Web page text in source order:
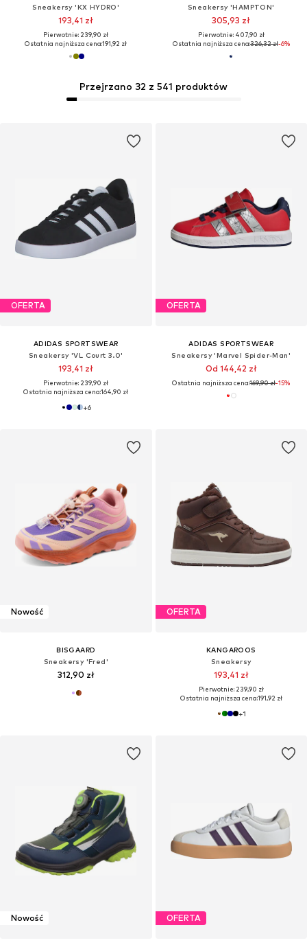
Sneakersy 'KX HYDRO'
193,41 zł
Pierwotnie: 239,90 zł
Ostatnia najniższa cena:191,92 zł
Sneakersy 'HAMPTON'
305,93 zł
Pierwotnie: 407,90 zł
Ostatnia najniższa cena:326,32 zł-6%
OFERTA
ADIDAS SPORTSWEAR
Sneakersy 'VL Court 3.0'
193,41 zł
Pierwotnie: 239,90 zł
Ostatnia najniższa cena:164,90 zł
+6
Przejrzano 32 z 541 produktów
OFERTA
ADIDAS SPORTSWEAR
Sneakersy 'Marvel Spider-Man'
Od 144,42 zł
Ostatnia najniższa cena:169,90 zł-15%
Nowość
BISGAARD
Sneakersy 'Fred'
312,90 zł
OFERTA
KANGAROOS
Sneakersy
193,41 zł
Pierwotnie: 239,90 zł
Ostatnia najniższa cena:191,92 zł
+1
Nowość OFERTA